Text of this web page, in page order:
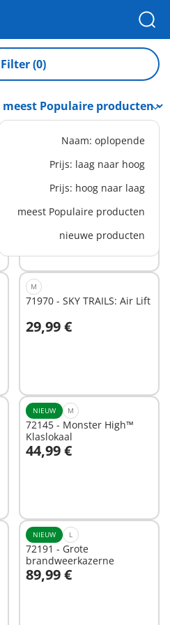
Filter (0)
Naam: oplopende
Prijs: laag naar hoog
Prijs: hoog naar laag
meest Populaire producten
nieuwe producten
MonsterHigh Draculaura™
In winkelwagen
M
71970 - SKY TRAILS: Air Lift
29,99 €
In winkelwagen
NIEUW M
72145 - Monster High™
Klaslokaal
44,99 €
In winkelwagen
NIEUW L
72191 - Grote
brandweerkazerne
89,99 €
In winkelwagen